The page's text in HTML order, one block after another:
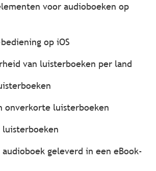
voor audioboeken op
op iOS
van luisterboeken per land
onverkorte luisterboeken
geleverd in een eBook-